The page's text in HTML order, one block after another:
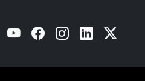
YouTube Facebook Instagram Linkedin